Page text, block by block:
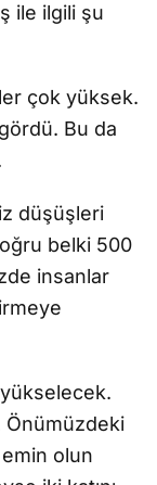
ile ilgili şu
çok yüksek.
Bu da
düşüşleri
belki 500
insanlar
Önümüzdeki
olun